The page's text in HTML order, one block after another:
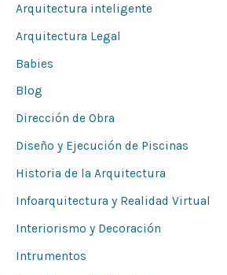
Arquitectura inteligente
Arquitectura Legal
Babies
Blog
Dirección de Obra
Diseño y Ejecución de Piscinas
Historia de la Arquitectura
Infoarquitectura y Realidad Virtual
Interiorismo y Decoración
Intrumentos